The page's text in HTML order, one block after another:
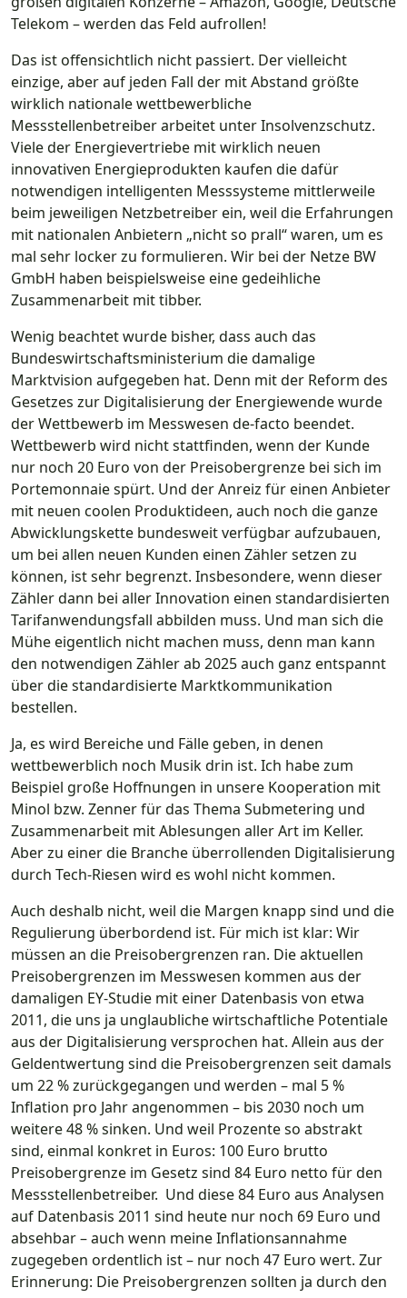
Telekom – werden das Feld aufrollen!
Das ist offensichtlich nicht passiert. Der vielleicht
einzige, aber auf jeden Fall der mit Abstand größte
wirklich nationale wettbewerbliche
Messstellenbetreiber arbeitet unter Insolvenzschutz.
Viele der Energievertriebe mit wirklich neuen
innovativen Energieprodukten kaufen die dafür
notwendigen intelligenten Messsysteme mittlerweile
beim jeweiligen Netzbetreiber ein, weil die Erfahrungen
mit nationalen Anbietern „nicht so prall“ waren, um es
mal sehr locker zu formulieren. Wir bei der Netze BW
GmbH haben beispielsweise eine gedeihliche
Zusammenarbeit mit tibber.
Wenig beachtet wurde bisher, dass auch das
Bundeswirtschaftsministerium die damalige
Marktvision aufgegeben hat. Denn mit der Reform des
Gesetzes zur Digitalisierung der Energiewende wurde
der Wettbewerb im Messwesen de-facto beendet.
Wettbewerb wird nicht stattfinden, wenn der Kunde
nur noch 20 Euro von der Preisobergrenze bei sich im
Portemonnaie spürt. Und der Anreiz für einen Anbieter
mit neuen coolen Produktideen, auch noch die ganze
Abwicklungskette bundesweit verfügbar aufzubauen,
um bei allen neuen Kunden einen Zähler setzen zu
können, ist sehr begrenzt. Insbesondere, wenn dieser
Zähler dann bei aller Innovation einen standardisierten
Tarifanwendungsfall abbilden muss. Und man sich die
Mühe eigentlich nicht machen muss, denn man kann
den notwendigen Zähler ab 2025 auch ganz entspannt
über die standardisierte Marktkommunikation
bestellen.
Ja, es wird Bereiche und Fälle geben, in denen
wettbewerblich noch Musik drin ist. Ich habe zum
Beispiel große Hoffnungen in unsere Kooperation mit
Minol bzw. Zenner für das Thema Submetering und
Zusammenarbeit mit Ablesungen aller Art im Keller.
Aber zu einer die Branche überrollenden Digitalisierung
durch Tech-Riesen wird es wohl nicht kommen.
Auch deshalb nicht, weil die Margen knapp sind und die
Regulierung überbordend ist. Für mich ist klar: Wir
müssen an die Preisobergrenzen ran. Die aktuellen
Preisobergrenzen im Messwesen kommen aus der
damaligen EY-Studie mit einer Datenbasis von etwa
2011, die uns ja unglaubliche wirtschaftliche Potentiale
aus der Digitalisierung versprochen hat. Allein aus der
Geldentwertung sind die Preisobergrenzen seit damals
um 22 % zurückgegangen und werden – mal 5 %
Inflation pro Jahr angenommen – bis 2030 noch um
weitere 48 % sinken. Und weil Prozente so abstrakt
sind, einmal konkret in Euros: 100 Euro brutto
Preisobergrenze im Gesetz sind 84 Euro netto für den
Messstellenbetreiber. Und diese 84 Euro aus Analysen
auf Datenbasis 2011 sind heute nur noch 69 Euro und
absehbar – auch wenn meine Inflationsannahme
zugegeben ordentlich ist – nur noch 47 Euro wert. Zur
Erinnerung: Die Preisobergrenzen sollten ja durch den